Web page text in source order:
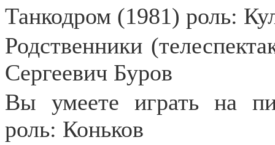
Танкодром (1981) роль:
Родственники
Сергеевич Буров
Вы умеете играть на
роль: Коньков